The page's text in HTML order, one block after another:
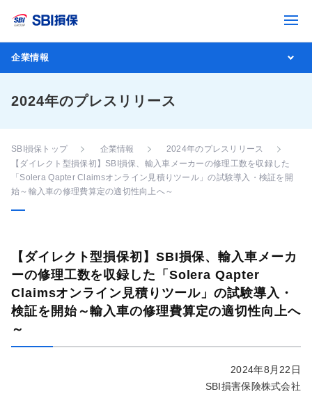
企業情報
2024年のプレスリリース
SBI損保トップ 企業情報
2024年のプレスリリース
【ダイレクト型損保初】SBI損保、輸入車メーカーの修理工数を収録した
「Solera Qapter Claimsオンライン見積りツール」の試験導入・検証を開
始～輸入車の修理費算定の適切性向上へ～
【ダイレクト型損保初】SBI損保、輸入車メーカ
ーの修理工数を収録した「Solera Qapter
Claimsオンライン見積りツール」の試験導入・
検証を開始～輸入車の修理費算定の適切性向上へ
～
2024年8月22日
SBI損害保険株式会社